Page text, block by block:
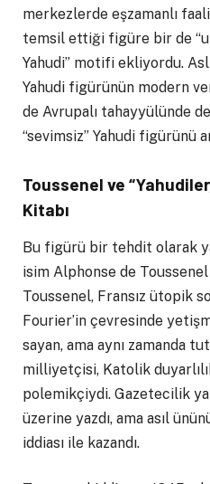
merkezlerde eşzamanlı
temsil ettiği figüre bir de
Yahudi” motifi ekliyordu.
Yahudi figürünün modern
de Avrupalı tahayyülünde
“sevimsiz” Yahudi figürünü
Toussenel ve
Kitabı
Bu figürü bir tehdit olarak
isim Alphonse de
Toussenel, Fransız ütopik
Fourier’in çevresinde
sayan, ama aynı zamanda
milliyetçisi, Katolik
polemikçiydi. Gazetecilik
üzerine yazdı, ama asıl
iddiası ile kazandı.